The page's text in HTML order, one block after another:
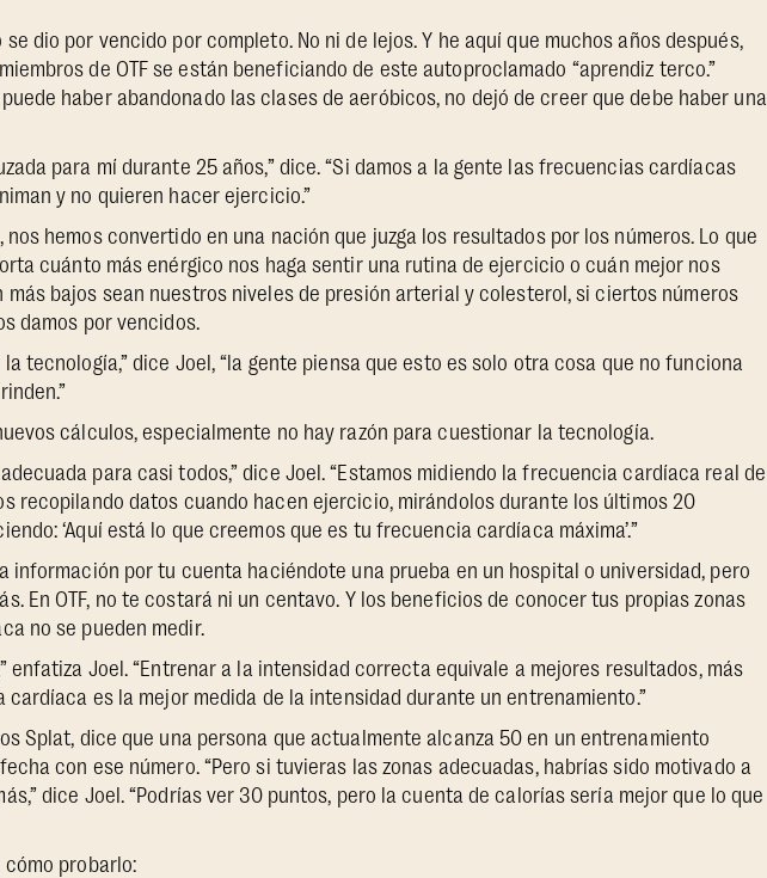
dio por vencido por completo. No ni de lejos. Y he aquí que muchos años después,
de OTF se están beneficiando de este autoproclamado “aprendiz terco.”
haber abandonado las clases de aeróbicos, no dejó de creer que debe haber una
para mí durante 25 años,” dice. “Si damos a la gente las frecuencias cardíacas
y no quieren hacer ejercicio.”
nos hemos convertido en una nación que juzga los resultados por los números. Lo que
cuánto más enérgico nos haga sentir una rutina de ejercicio o cuán mejor nos
más bajos sean nuestros niveles de presión arterial y colesterol, si ciertos números
damos por vencidos.
tecnología,” dice Joel, “la gente piensa que esto es solo otra cosa que no funciona
cálculos, especialmente no hay razón para cuestionar la tecnología.
para casi todos,” dice Joel. “Estamos midiendo la frecuencia cardíaca real de
recopilando datos cuando hacen ejercicio, mirándolos durante los últimos 20
‘Aquí está lo que creemos que es tu frecuencia cardíaca máxima’.”
información por tu cuenta haciéndote una prueba en un hospital o universidad, pero
En OTF, no te costará ni un centavo. Y los beneficios de conocer tus propias zonas
no se pueden medir.
enfatiza Joel. “Entrenar a la intensidad correcta equivale a mejores resultados, más
cardíaca es la mejor medida de la intensidad durante un entrenamiento.”
Splat, dice que una persona que actualmente alcanza 50 en un entrenamiento
con ese número. “Pero si tuvieras las zonas adecuadas, habrías sido motivado a
dice Joel. “Podrías ver 30 puntos, pero la cuenta de calorías sería mejor que lo que
cómo probarlo: